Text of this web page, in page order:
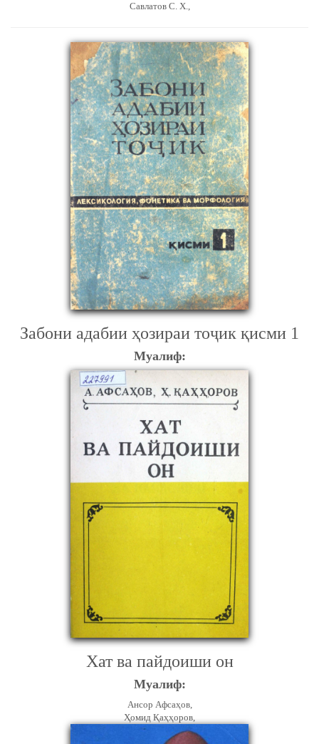
Савлатов С. Х.,
Забони адабии ҳозираи тоҷик қисми 1
Муалиф:
Хат ва пайдоиши он
Муалиф:
Ансор Афсаҳов,
Ҳомид Қаҳҳоров,